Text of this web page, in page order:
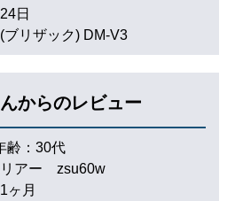
日
リザック) DM-V3
からのレビュー
齢： 30代
アー zsu60w
1ヶ月